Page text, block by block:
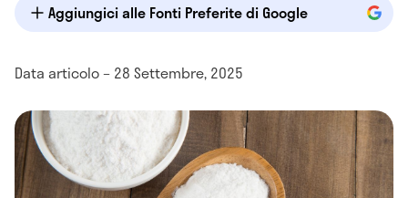
Aggiungici alle Fonti Preferite di Google
Data articolo – 28 Settembre, 2025